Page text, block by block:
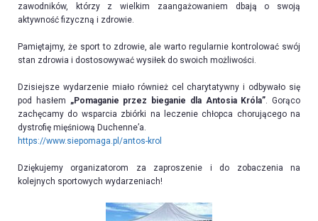
zawodników, którzy z wielkim zaangażowaniem dbają o swoją
aktywność fizyczną i zdrowie.
Pamiętajmy, że sport to zdrowie, ale warto regularnie kontrolować swój
stan zdrowia i dostosowywać wysiłek do swoich możliwości.
Dzisiejsze wydarzenie miało również cel charytatywny i odbywało się
pod hasłem „Pomaganie przez bieganie dla Antosia Króla” . Gorąco
zachęcamy do wsparcia zbiórki na leczenie chłopca chorującego na
dystrofię mięśniową Duchenne’a.
https://www.siepomaga.pl/antos-krol
Dziękujemy organizatorom za zaproszenie i do zobaczenia na
kolejnych sportowych wydarzeniach!